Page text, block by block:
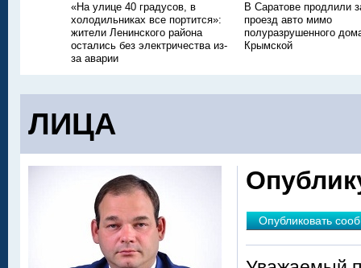
«На улице 40 градусов, в
холодильниках все портится»:
жители Ленинского района
остались без электричества из-
за аварии
В Саратове продлили
проезд авто мимо
полуразрушенного
Крымской
ЛИЦА
Опубликовать